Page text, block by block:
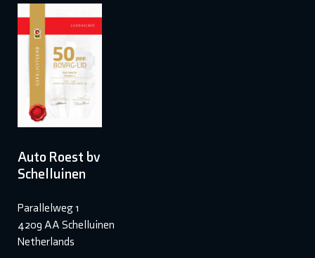
Auto Roest bv
Schelluinen
Parallelweg 1
4209 AA Schelluinen
Netherlands